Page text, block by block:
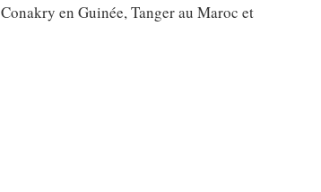
Conakry en Guinée, Tanger au Maroc et